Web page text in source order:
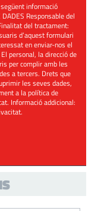
informació
DADES Responsable del
del tractament:
d’aquest formulari
en enviar-nos el
personal, la direcció de
per complir amb les
a tercers. Drets que
les seves dades,
a la política de
. Informació addicional:
.